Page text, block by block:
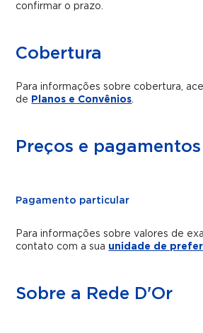
confirmar o prazo.
Cobertura
Para informações sobre cobertura,
de Planos e Convênios
Preços e pagamentos
Pagamento particular
Para informações sobre valores de
contato com a sua unidade de
Sobre a Rede D'Or